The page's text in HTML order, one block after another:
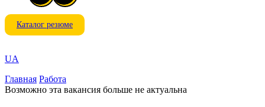
Каталог резюме
UA
Главная Работа
Возможно эта вакансия больше не актуальна